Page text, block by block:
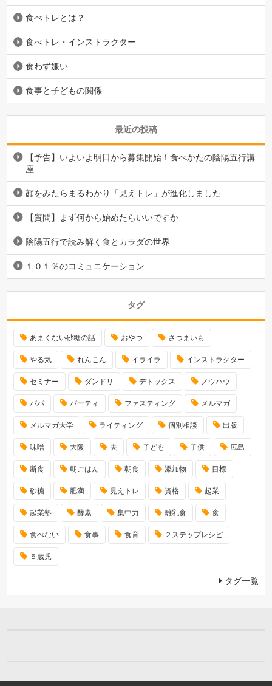
食べトレとは？
食べトレ・インストラクター
食わず嫌い
食事と子どもの関係
最近の投稿
【予告】いよいよ明日から募集開始！食べかたの陰陽五行講
座
顔をみたらまるわかり「見えトレ」が進化しました
【質問】まず何から始めたらいいですか
陰陽五行で読み解く食とカラダの世界
１０１％のコミュニケーション
タグ
あまくない砂糖の話 おやつ さつまいも
やる気 れんこん イライラ インストラクター
セミナー ダンドリ デトックス ノウハウ
パパ パーティ ファスティング メルマガ
メルマガ大学 ライティング 個別相談 出版
味噌 大阪 夫 子ども 子供 広島
断食 朝ごはん 朝食 添加物 目標
砂糖 肥満 見えトレ 資格 起業
起業塾 酵素 集中力 離乳食 食
食べない 食事 食育 ２ステップレシピ
５歳児
タグ一覧